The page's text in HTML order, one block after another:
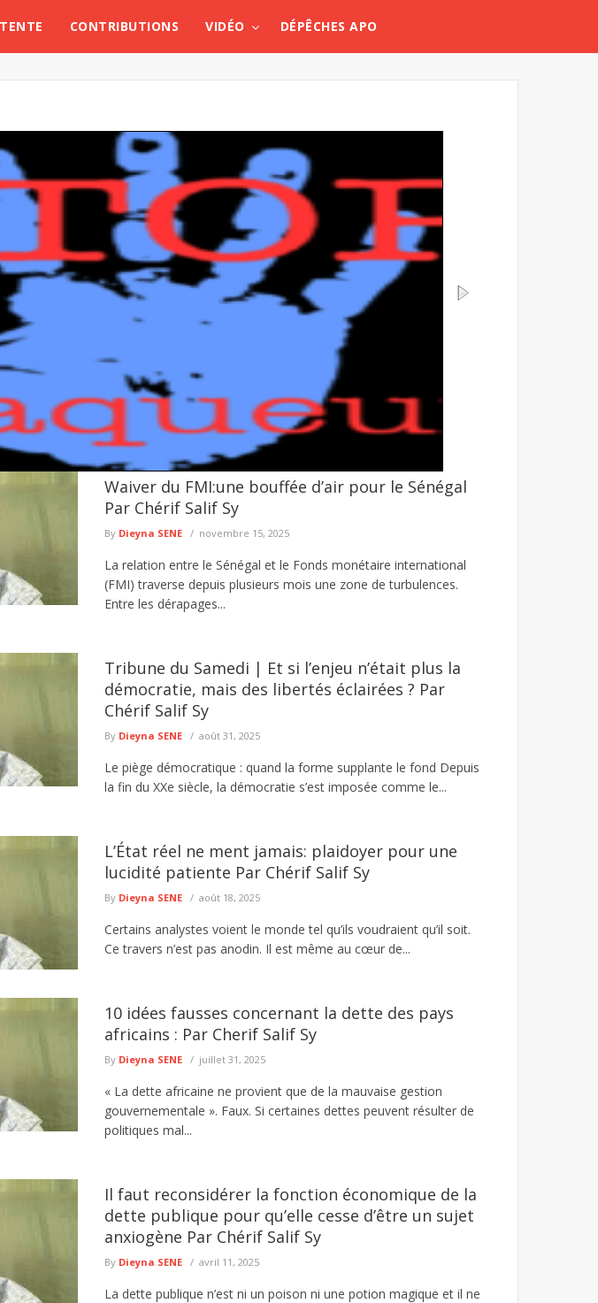
CONTRIBUTIONS VIDÉO DÉPÊCHES APO
met en garde contre les faux SMS d’amendes forfaitaires
de la route contre une nouvelle campagne d’escroquerie menée à travers l’envoi ...
Waiver du FMI:une bouffée d’air pour le Sénégal
Par Chérif Salif Sy
By Dieyna SENE novembre 15, 2025
La relation entre le Sénégal et le Fonds monétaire international
(FMI) traverse depuis plusieurs mois une zone de turbulences.
Entre les dérapages...
Tribune du Samedi | Et si l’enjeu n’était plus la
démocratie, mais des libertés éclairées ? Par
Chérif Salif Sy
By Dieyna SENE août 31, 2025
Le piège démocratique : quand la forme supplante le fond Depuis
la fin du XXe siècle, la démocratie s’est imposée comme le...
L’État réel ne ment jamais: plaidoyer pour une
lucidité patiente Par Chérif Salif Sy
By Dieyna SENE août 18, 2025
Certains analystes voient le monde tel qu’ils voudraient qu’il soit.
Ce travers n’est pas anodin. Il est même au cœur de...
10 idées fausses concernant la dette des pays
africains : Par Cherif Salif Sy
By Dieyna SENE juillet 31, 2025
« La dette africaine ne provient que de la mauvaise gestion
gouvernementale ». Faux. Si certaines dettes peuvent résulter de
politiques mal...
Il faut reconsidérer la fonction économique de la
dette publique pour qu’elle cesse d’être un sujet
anxiogène Par Chérif Salif Sy
By Dieyna SENE avril 11, 2025
La dette publique n’est ni un poison ni une potion magique et il ne